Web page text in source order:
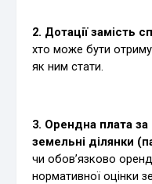
2. Дотації замість
хто може бути
як ним стати.
3. Орендна плата за
земельні ділянки
чи обов’язково
нормативної оцінки